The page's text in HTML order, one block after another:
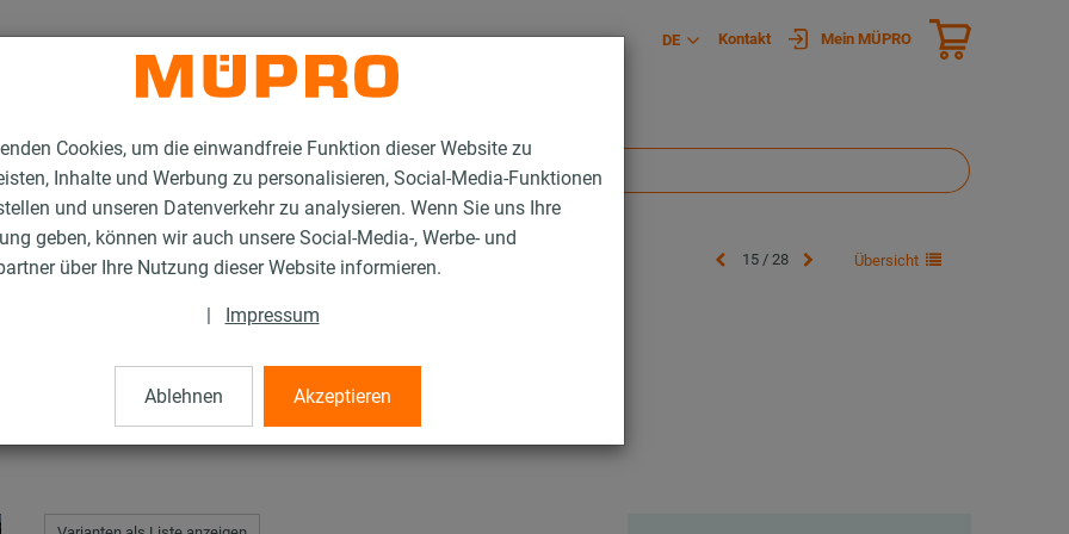
Cookies, um die einwandfreie Funktion dieser Website zu
Inhalte und Werbung zu personalisieren, Social-Media-Funktionen
und unseren Datenverkehr zu analysieren. Wenn Sie uns Ihre
geben, können wir auch unsere Social-Media-, Werbe- und
über Ihre Nutzung dieser Website informieren.
| Impressum
Ablehnen Akzeptieren
DE Kontakt Mein MÜPRO
MPC-Halteklammern 15 / 28 Übersicht